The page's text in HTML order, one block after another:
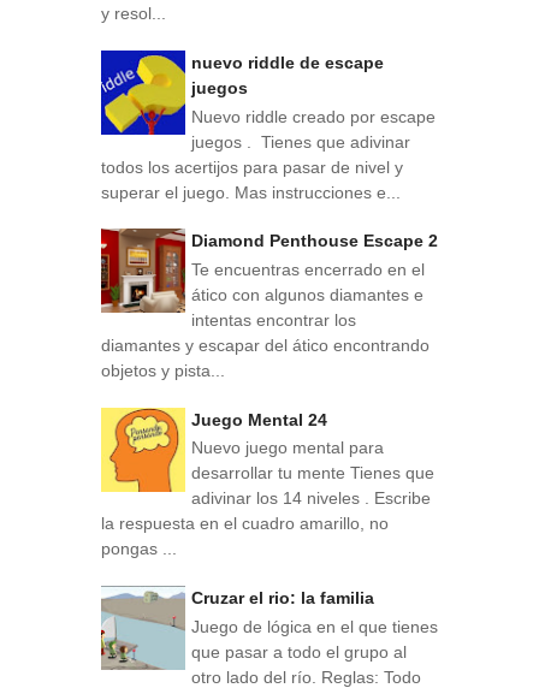
y resol...
nuevo riddle de escape
juegos
Nuevo riddle creado por escape
juegos . Tienes que adivinar
todos los acertijos para pasar de nivel y
superar el juego. Mas instrucciones e...
Diamond Penthouse Escape 2
Te encuentras encerrado en el
ático con algunos diamantes e
intentas encontrar los
diamantes y escapar del ático encontrando
objetos y pista...
Juego Mental 24
Nuevo juego mental para
desarrollar tu mente Tienes que
adivinar los 14 niveles . Escribe
la respuesta en el cuadro amarillo, no
pongas ...
Cruzar el rio: la familia
Juego de lógica en el que tienes
que pasar a todo el grupo al
otro lado del río. Reglas: Todo